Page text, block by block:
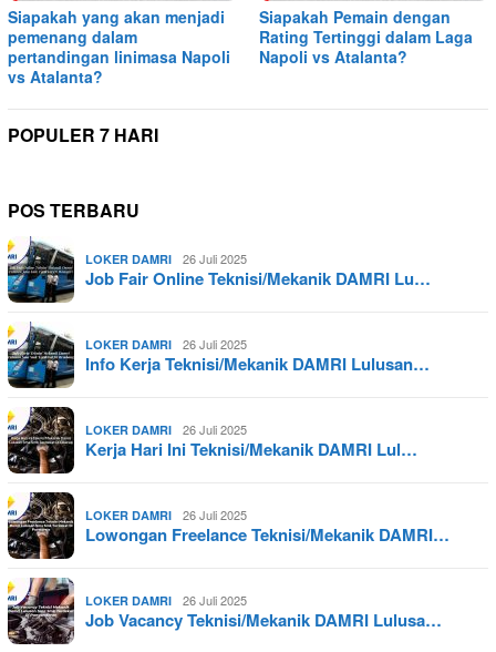
Siapakah yang akan menjadi
pemenang dalam
pertandingan linimasa Napoli
vs Atalanta?
Siapakah Pemain dengan
Rating Tertinggi dalam Laga
Napoli vs Atalanta?
POPULER 7 HARI
POS TERBARU
LOKER DAMRI 26 Juli 2025
Job Fair Online Teknisi/Mekanik DAMRI Lu…
LOKER DAMRI 26 Juli 2025
Info Kerja Teknisi/Mekanik DAMRI Lulusan…
LOKER DAMRI 26 Juli 2025
Kerja Hari Ini Teknisi/Mekanik DAMRI Lul…
LOKER DAMRI 26 Juli 2025
Lowongan Freelance Teknisi/Mekanik DAMRI…
LOKER DAMRI 26 Juli 2025
Job Vacancy Teknisi/Mekanik DAMRI Lulusa…